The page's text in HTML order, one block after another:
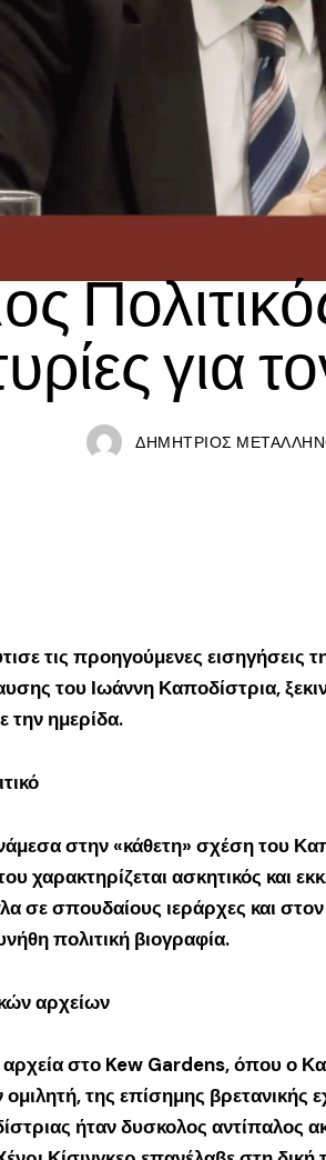
για
ΔΗΜΉΤΡΙΟΣ
τις προηγούμενες εισηγήσεις
του Ιωάννη Καποδίστρια,
την ημερίδα.
στην «κάθετη» σχέση του
χαρακτηρίζεται ασκητικός και
σε σπουδαίους ιεράρχες και
πολιτική βιογραφία.
αρχείων
στο Kew Gardens, όπου ο
της επίσημης
ήταν δυσκολος αντίπαλος